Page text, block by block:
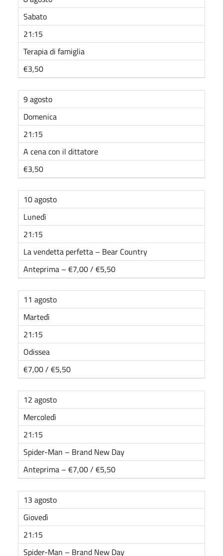
Sabato
21:15
Terapia di famiglia
€3,50
9 agosto
Domenica
21:15
A cena con il dittatore
€3,50
10 agosto
Lunedì
21:15
La vendetta perfetta – Bear Country
Anteprima – €7,00 / €5,50
11 agosto
Martedì
21:15
Odissea
€7,00 / €5,50
12 agosto
Mercoledì
21:15
Spider-Man – Brand New Day
Anteprima – €7,00 / €5,50
13 agosto
Giovedì
21:15
Spider-Man – Brand New Day